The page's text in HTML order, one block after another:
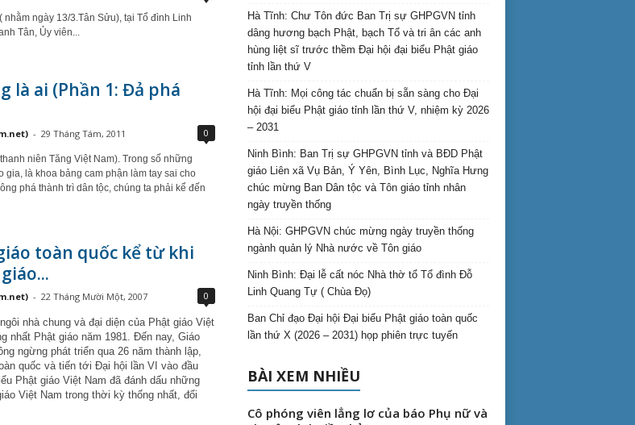
nhằm ngày 13/3.Tân Sửu), tại Tổ đình Linh
Tân, Ủy viên...
là ai (Phần 1: Đả phá
- 29 Tháng Tám, 2011 0
niên Tăng Việt Nam). Trong số những
là khoa bảng cam phận làm tay sai cho
phá thành trì dân tộc, chúng ta phải kể đến
toàn quốc kể từ khi
- 22 Tháng Mười Một, 2007 0
nhà chung và đại diện của Phật giáo Việt
nhất Phật giáo năm 1981. Đến nay, Giáo
ngừng phát triển qua 26 năm thành lập,
quốc và tiến tới Đại hội lần VI vào đầu
Phật giáo Việt Nam đã đánh dấu những
Việt Nam trong thời kỳ thống nhất, đổi
Hà Tĩnh: Chư Tôn đức Ban Trị sự GHPGVN tỉnh
dâng hương bạch Phật, bạch Tổ và tri ân các anh
hùng liệt sĩ trước thềm Đại hội đại biểu Phật giáo
tỉnh lần thứ V
Hà Tĩnh: Mọi công tác chuẩn bị sẵn sàng cho Đại
hội đại biểu Phật giáo tỉnh lần thứ V, nhiệm kỳ 2026
– 2031
Ninh Bình: Ban Trị sự GHPGVN tỉnh và BĐD Phật
giáo Liên xã Vụ Bản, Ý Yên, Bình Lục, Nghĩa Hưng
chúc mừng Ban Dân tộc và Tôn giáo tỉnh nhân
ngày truyền thống
Hà Nội: GHPGVN chúc mừng ngày truyền thống
ngành quản lý Nhà nước về Tôn giáo
Ninh Bình: Đại lễ cất nóc Nhà thờ tổ Tổ đình Đỗ
Linh Quang Tự ( Chùa Đọ)
Ban Chỉ đạo Đại hội Đại biểu Phật giáo toàn quốc
lần thứ X (2026 – 2031) họp phiên trực tuyến
BÀI XEM NHIỀU
Cô phóng viên lẳng lơ của báo Phụ nữ và